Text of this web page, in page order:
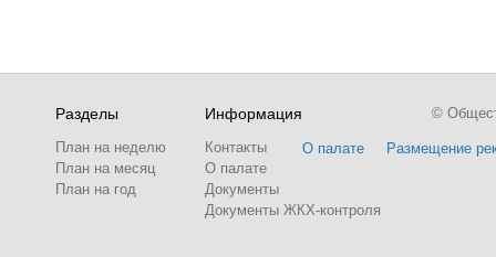
Разделы
План на неделю
План на месяц
План на год
Информация
Контакты
О палате
Документы
Документы ЖКХ-контроля
О палате Размещение
©